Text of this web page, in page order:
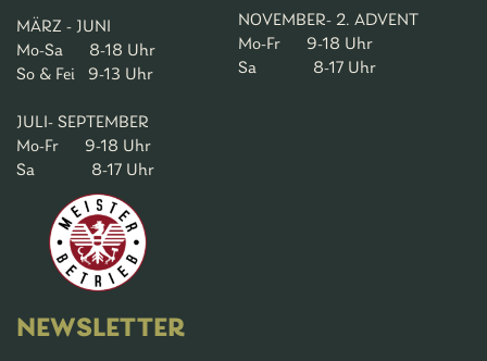
MÄRZ - JUNI
Mo-Sa 8-18 Uhr
So & Fei 9-13 Uhr
JULI- SEPTEMBER
Mo-Fr 9-18 Uhr
Sa 8-17 Uhr
NOVEMBER- 2. ADVENT
Mo-Fr 9-18 Uhr
Sa 8-17 Uhr
NEWSLETTER